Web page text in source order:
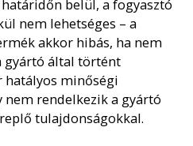
belül, a fogyasztó
nem lehetséges – a
akkor hibás, ha nem
gyártó által történt
minőségi
nem rendelkezik a gyártó
tulajdonságokkal.